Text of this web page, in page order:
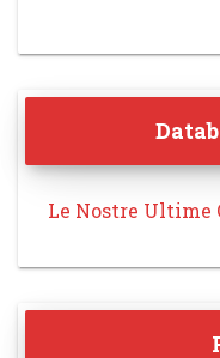
Le Nostre Ultime